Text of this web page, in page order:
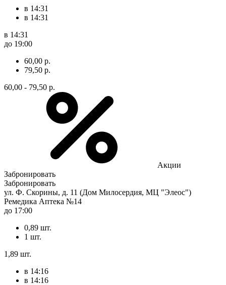
в 14:31
в 14:31
в 14:31
до 19:00
60,00 р.
79,50 р.
60,00 - 79,50 р.
Акции
Забронировать
Забронировать
ул. Ф. Скорины, д. 11 (Дом Милосердия, МЦ "Элеос")
Ремедика Аптека №14
до 17:00
0,89 шт.
1 шт.
1,89 шт.
в 14:16
в 14:16